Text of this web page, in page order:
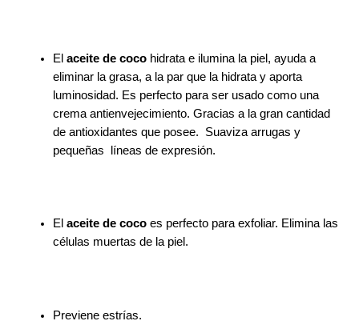
Elaceite de coco hidrata e ilumina la piel, ayuda a
eliminar la grasa, a la par que la hidrata y aporta
luminosidad. Es perfecto para ser usado como una
crema antienvejecimiento. Gracias a la gran cantidad
de antioxidantes que posee. Suaviza arrugas y
pequeñas líneas de expresión.
Elaceite de coco es perfecto para exfoliar. Elimina las
células muertas de la piel.
Previene estrías.